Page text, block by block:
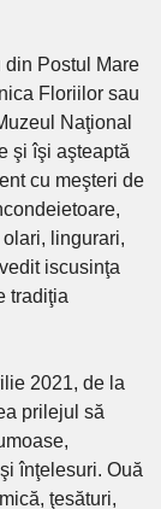
din Postul Mare
Floriilor sau
Naţional
şi îşi aşteaptă
cu meşteri de
lingurari,
iscusinţa
tradiţia
2021, de la
prilejul să
înţelesuri. Ouă
ţesături,